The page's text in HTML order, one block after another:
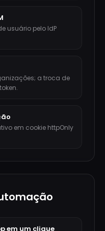
usuário pelo IdP
a troca de
em cookie httpOnly
em um clique